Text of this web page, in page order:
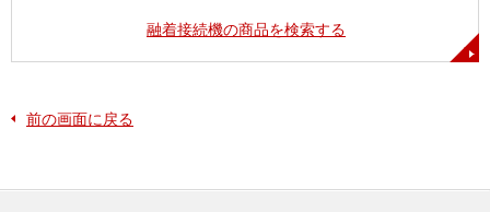
融着接続機の商品を検索する
前の画面に戻る